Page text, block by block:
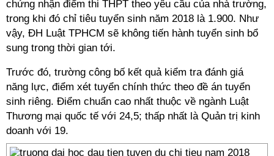
chứng nhận điểm thi THPT theo yêu cầu của nhà trường,
trong khi đó chỉ tiêu tuyển sinh năm 2018 là 1.900. Như
vậy, ĐH Luật TPHCM sẽ không tiến hành tuyển sinh bổ
sung trong thời gian tới.
Trước đó, trường công bố kết quả kiểm tra đánh giá
năng lực, điểm xét tuyển chính thức theo đề án tuyển
sinh riêng. Điểm chuẩn cao nhất thuộc về ngành Luật
Thương mại quốc tế với 24,5; thấp nhất là Quản trị kinh
doanh với 19.